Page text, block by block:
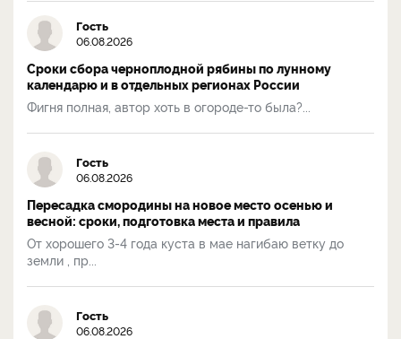
Гость
06.08.2026
Сроки сбора черноплодной рябины по лунному
календарю и в отдельных регионах России
Фигня полная, автор хоть в огороде-то была?...
Гость
06.08.2026
Пересадка смородины на новое место осенью и
весной: сроки, подготовка места и правила
От хорошего 3-4 года куста в мае нагибаю ветку до
земли , пр...
Гость
06.08.2026